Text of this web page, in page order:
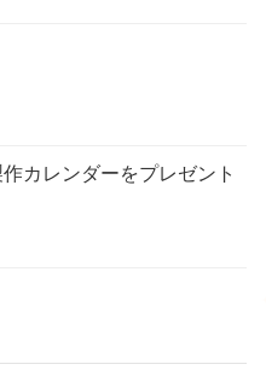
カレンダーをプレゼント